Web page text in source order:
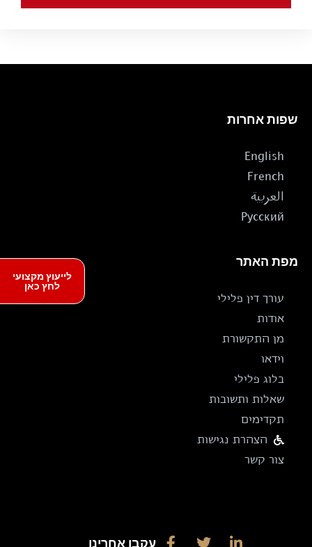
עקבו אחרינו
מפת האתר
עורך דין פלילי
אודות
מן התקשורת
וידאו
בלוג פלילי
שאלות ותשובות
תקדימים
הצהרת נגישות
צור קשר
שפות אחרות
English
French
العربية
Русский
לייעוץ מקצועי
לחץ כאן